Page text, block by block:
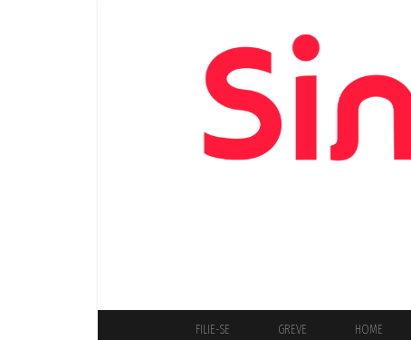
FILIE-SE GREVE HOME